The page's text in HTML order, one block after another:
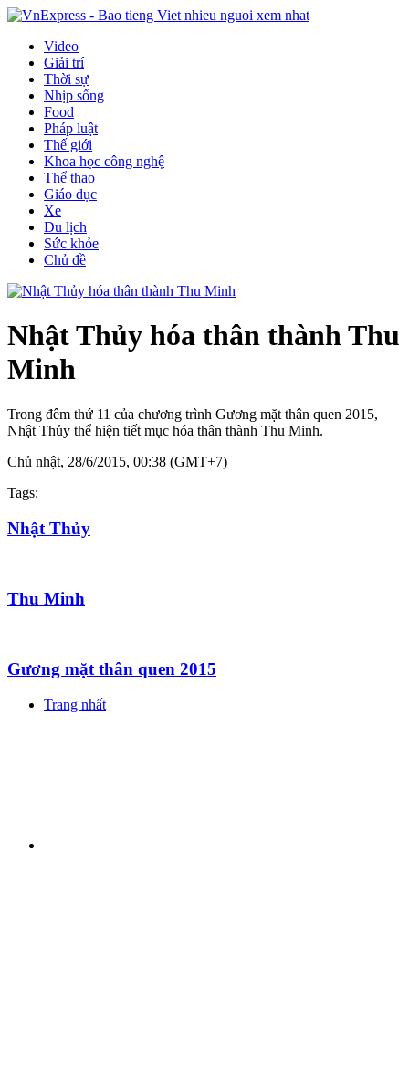
Video
Giải trí
Thời sự
Nhịp sống
Food
Pháp luật
Thế giới
Khoa học công nghệ
Thể thao
Giáo dục
Xe
Du lịch
Sức khỏe
Chủ đề
Nhật Thủy hóa thân thành Thu
Minh
Trong đêm thứ 11 của chương trình Gương mặt thân quen 2015,
Nhật Thủy thể hiện tiết mục hóa thân thành Thu Minh.
Chủ nhật, 28/6/2015, 00:38 (GMT+7)
Tags:
Nhật Thủy
Thu Minh
Gương mặt thân quen 2015
Trang nhất